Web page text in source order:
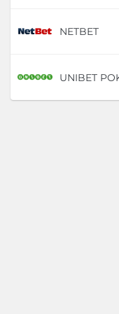
NETBET
UNIBET